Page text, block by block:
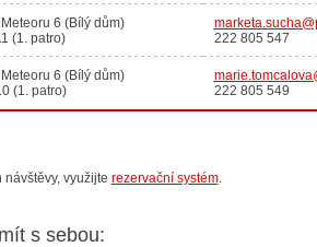
6 (Bílý dům)
(1. patro)
222 805 547
6 (Bílý dům)
(1. patro)
222 805 549
návštěvy, využijte rezervační systém.
s sebou: